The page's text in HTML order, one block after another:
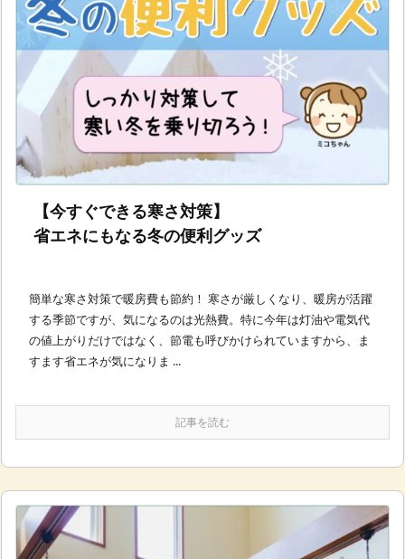
【今すぐできる寒さ対策】
省エネにもなる冬の便利グッズ
簡単な寒さ対策で暖房費も節約！ 寒さが厳しくなり、暖房が活躍
する季節ですが、気になるのは光熱費。特に今年は灯油や電気代
の値上がりだけではなく、節電も呼びかけられていますから、ま
すます省エネが気になりま ...
記事を読む